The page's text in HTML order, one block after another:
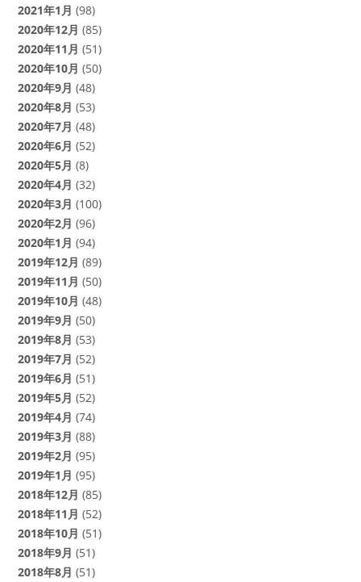
2021年1月 (98)
2020年12月 (85)
2020年11月 (51)
2020年10月 (50)
2020年9月 (48)
2020年8月 (53)
2020年7月 (48)
2020年6月 (52)
2020年5月 (8)
2020年4月 (32)
2020年3月 (100)
2020年2月 (96)
2020年1月 (94)
2019年12月 (89)
2019年11月 (50)
2019年10月 (48)
2019年9月 (50)
2019年8月 (53)
2019年7月 (52)
2019年6月 (51)
2019年5月 (52)
2019年4月 (74)
2019年3月 (88)
2019年2月 (95)
2019年1月 (95)
2018年12月 (85)
2018年11月 (52)
2018年10月 (51)
2018年9月 (51)
2018年8月 (51)